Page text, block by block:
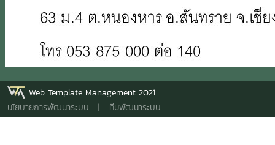
Web Template Management 2021
นโยบายการพัฒนาระบบ | ทีมพัฒนาระบบ